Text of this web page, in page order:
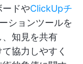
ドやClickUpチ
ションツールを
知見を共有
協力しやすく